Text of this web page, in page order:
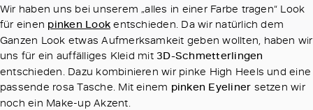
Wir haben uns bei unserem „alles in einer Farbe tragen“ Look
für einen pinken Look entschieden. Da wir natürlich dem
Ganzen Look etwas Aufmerksamkeit geben wollten, haben wir
uns für ein auffälliges Kleid mit 3D-Schmetterlingen
entschieden. Dazu kombinieren wir pinke High Heels und eine
passende rosa Tasche. Mit einem pinken Eyeliner setzen wir
noch ein Make-up Akzent.